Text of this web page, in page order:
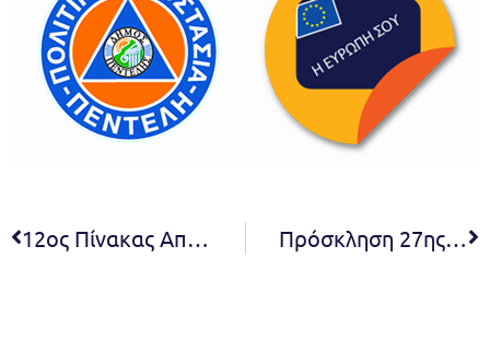
12ος Πίνακας Αποφάσεων Σ.Ε. α΄ βάθμιας εκπαίδευσης 2020 Πρόσκληση 27ης τακτικής συνεδρίασης Δ.Σ. 2020